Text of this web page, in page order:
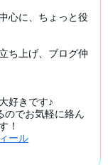
心に、ちょっと役
ち上げ、ブログ仲
好きです♪
のでお気軽に絡ん
！
ール